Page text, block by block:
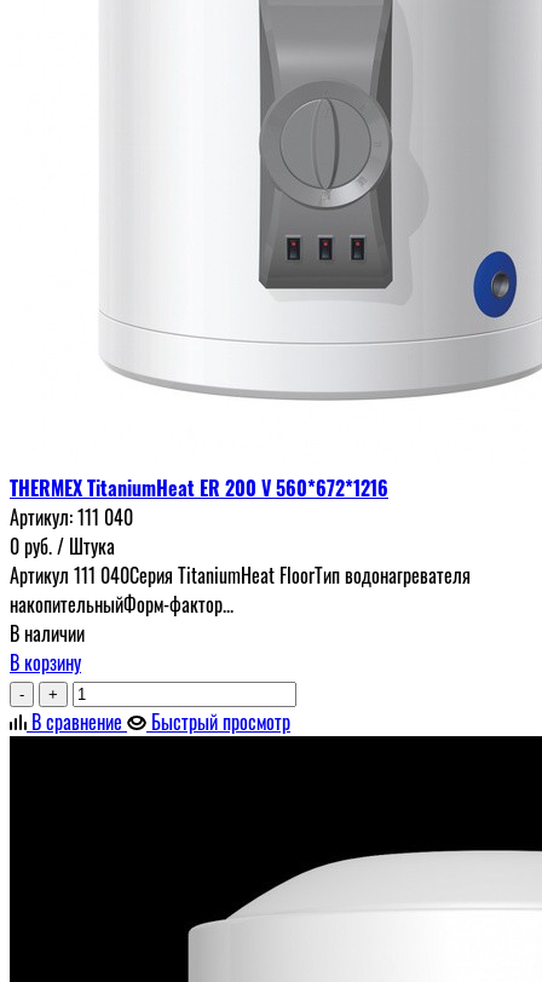
THERMEX TitaniumHeat ER 200 V 560*672*1216
Артикул:111 040
0руб./ Штука
Артикул 111 040Серия TitaniumHeat FloorТип водонагревателя
накопительныйФорм-фактор...
В наличии
В корзину
- +
В сравнение Быстрый просмотр